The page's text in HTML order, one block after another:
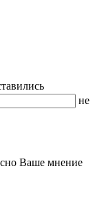
не
Ваше мнение